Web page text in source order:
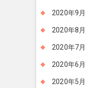
2020年9月
2020年8月
2020年7月
2020年6月
2020年5月